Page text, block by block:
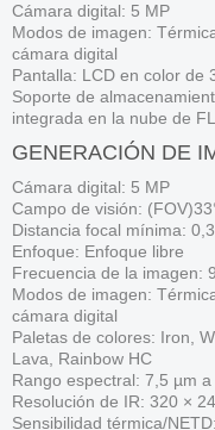
Cámara digital: 5 MP
Modos de imagen:
cámara digital
Pantalla: LCD en color de
Soporte de
integrada en la nube de
GENERACIÓN DE
Cámara digital: 5 MP
Campo de visión:
Distancia focal mínima:
Enfoque: Enfoque libre
Frecuencia de la imagen:
Modos de imagen:
cámara digital
Paletas de colores: Iron,
Lava, Rainbow HC
Rango espectral: 7,5 µm a
Resolución de IR: 320 ×
Sensibilidad térmica/